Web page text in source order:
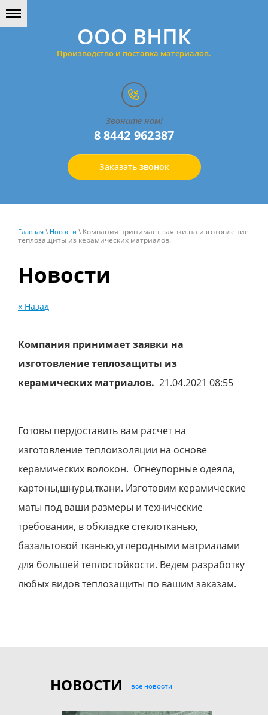
ООО ВНПК
Производство и поставка материалов.
Звоните нам!
8 8442 962387
Заказать звонок
Главная \ Новости \ Компания принимает заявки на изготовление
теплозащиты из керамических матриалов.
Новости
« Назад
Компания принимает заявки на
изготовление теплозащиты из
керамических матриалов. 21.04.2021 08:55
Готовы пердоставить вам расчет на
изготовление теплоизоляции на основе
керамических волокон. Огнеупорные одеяла,
картоны,шнуры,ткани. Изготовим керамические
маты под ваши размеры и технические
требования, в обкладке стеклотканью,
базальтовой тканью,углеродными матриалами
для большей теплостойкости. Ведем разработку
любых видов теплозащиты по вашим заказам.
НОВОСТИ все новости